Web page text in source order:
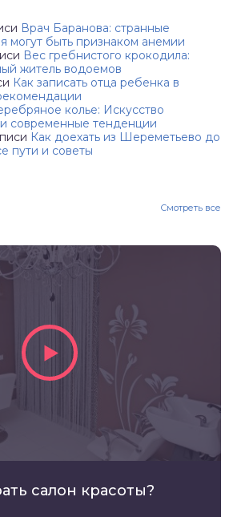
Врач Баранова: странные
могут быть признаком анемии
Вес гребнистого крокодила:
житель водоемов
Как записать отца ребенка в
колье: Искусство
современные тенденции
Как доехать из Шереметьево до
пути и советы
Смотреть все
салон красоты?